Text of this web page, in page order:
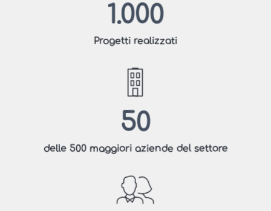
1.000
Progetti realizzati
50
delle 500 maggiori aziende del settore